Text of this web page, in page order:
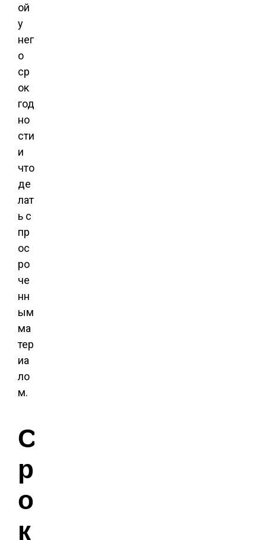
ой
у
нег
о
ср
ок
год
но
сти
и
что
де
лат
ь с
пр
ос
ро
че
нн
ым
ма
тер
иа
ло
м.
С
р
о
к